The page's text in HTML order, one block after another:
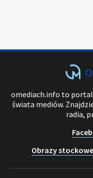
omediach.info to
świata mediów.
radia,
Obrazy